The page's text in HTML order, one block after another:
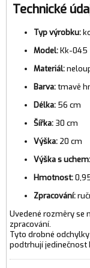
Technické
Typ výrobku:
Model:Kk-045
Materiál:
Barva:tmavě
Délka: 56 cm
Šířka: 30 cm
Výška: 20 cm
Výška s uchem:
Hmotnost:
Zpracování:
Uvedené rozměry se
zpracování.
Tyto drobné
podtrhují jedinečnost